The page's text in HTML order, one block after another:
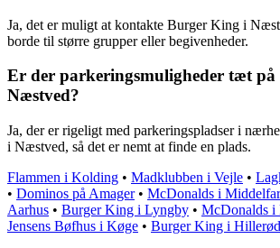
Ja, det er muligt at kontakte Burger King i
borde til større grupper eller begivenheder.
Er der parkeringsmuligheder tæt
Næstved?
Ja, der er rigeligt med parkeringspladser i
i Næstved, så det er nemt at finde en plads.
Flammen i Kolding • Madklubben i Vejle •
• Dominos på Amager• McDonalds i
Aarhus • Burger King i Lyngby • McDonalds i
Jensens Bøfhus i Køge • Burger King i Hillerød